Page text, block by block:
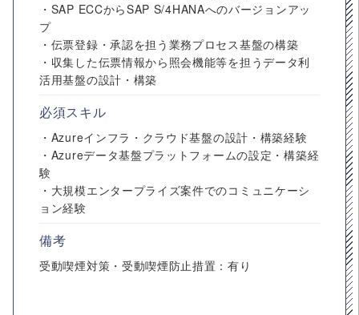
・SAP ECCからSAP S/4HANAへのバージョンアッ
プ
・伝票登録・承認を担う業務プロセス基盤の構築
・収集した伝票情報から照会機能等を担うデータ利
活用基盤の設計・構築
必須スキル
・Azureインフラ・クラウド基盤の設計・構築経験
・Azureデータ基盤プラットフォームの設定・構築経
験
・大規模エンタープライズ案件でのコミュニケーシ
ョン経験
備考
受動喫煙対策・受動喫煙防止措置：有り